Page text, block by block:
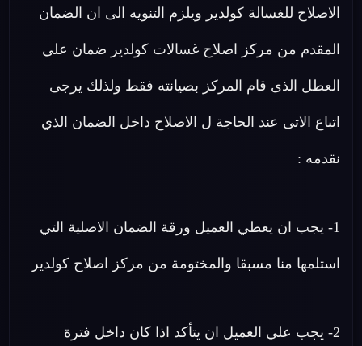
الاصلاح للغسالة كولدير ويلزم التنويه الى ان الضمان
المقدم من مركز اصلاح غسالات كولدير ضمان علي
العطل الذى قام المركز بصيانته فقط ولذلك يرجى
اتباع الاتى عند الحاجة ل الاصلاح داخل الضمان الذي
نقدمه :
1- يجب ان يعطي العميل ورقة الضمان الاصلية التي
استلمها منا مسبقا والمختومة من مركز اصلاح كولدير
2- يجب علي العميل ان يتأكد اذا كان داخل فترة